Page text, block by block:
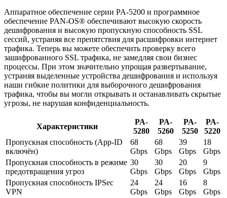
Аппаратное обеспечение серии PA-5200 и программное
обеспечение PAN-OS® обеспечивают высокую скорость
дешифрования и высокую пропускную способность SSL
сессий, устраняя все препятствия для расшифровки интернет
трафика. Теперь вы можете обеспечить проверку всего
зашифрованного SSL трафика, не замедляя свои бизнес
процессы. При этом значительно упрощая развертывание,
устраняя выделенные устройства дешифрования и используя
наши гибкие политики для выборочного дешифрования
трафика, чтобы вы могли открывать и останавливать скрытые
угрозы, не нарушая конфиденциальность.
Характеристики
PA-
5280
PA-
5260
PA-
5250
PA-
5220
Пропускная способность (App-ID
включён)
68
Gbps
68
Gbps
39
Gbps
18
Gbps
Пропускная способность в режиме
предотвращения угроз
30
Gbps
30
Gbps
20
Gbps
9
Gbps
Пропускная способность IPSec
VPN
24
Gbps
24
Gbps
16
Gbps
8
Gbps